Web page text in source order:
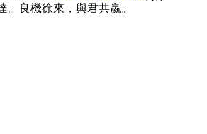
。良機徐來，與君共嬴。